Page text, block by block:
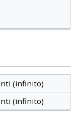
(infinito)
(infinito)